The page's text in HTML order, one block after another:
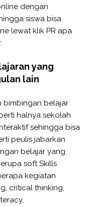
dengan
siswa bisa
lewat klik PR apa
yang
lain
bimbingan belajar
halnya sekolah
sehingga bisa
peulis jabarkan
belajar yang
soft Skills
kegiatan
critical thinking,